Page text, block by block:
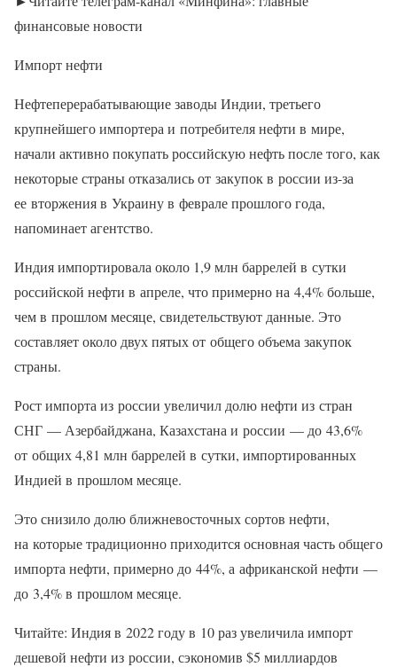
финансовые новости
Импорт нефти
Нефтеперерабатывающие заводы Индии, третьего
крупнейшего импортера и потребителя нефти в мире,
начали активно покупать российскую нефть после того, как
некоторые страны отказались от закупок в россии из-за
ее вторжения в Украину в феврале прошлого года,
напоминает агентство.
Индия импортировала около 1,9 млн баррелей в сутки
российской нефти в апреле, что примерно на 4,4% больше,
чем в прошлом месяце, свидетельствуют данные. Это
составляет около двух пятых от общего объема закупок
страны.
Рост импорта из россии увеличил долю нефти из стран
СНГ — Азербайджана, Казахстана и россии — до 43,6%
от общих 4,81 млн баррелей в сутки, импортированных
Индией в прошлом месяце.
Это снизило долю ближневосточных сортов нефти,
на которые традиционно приходится основная часть общего
импорта нефти, примерно до 44%, а африканской нефти —
до 3,4% в прошлом месяце.
Читайте: Индия в 2022 году в 10 раз увеличила импорт
дешевой нефти из россии, сэкономив $5 миллиардов